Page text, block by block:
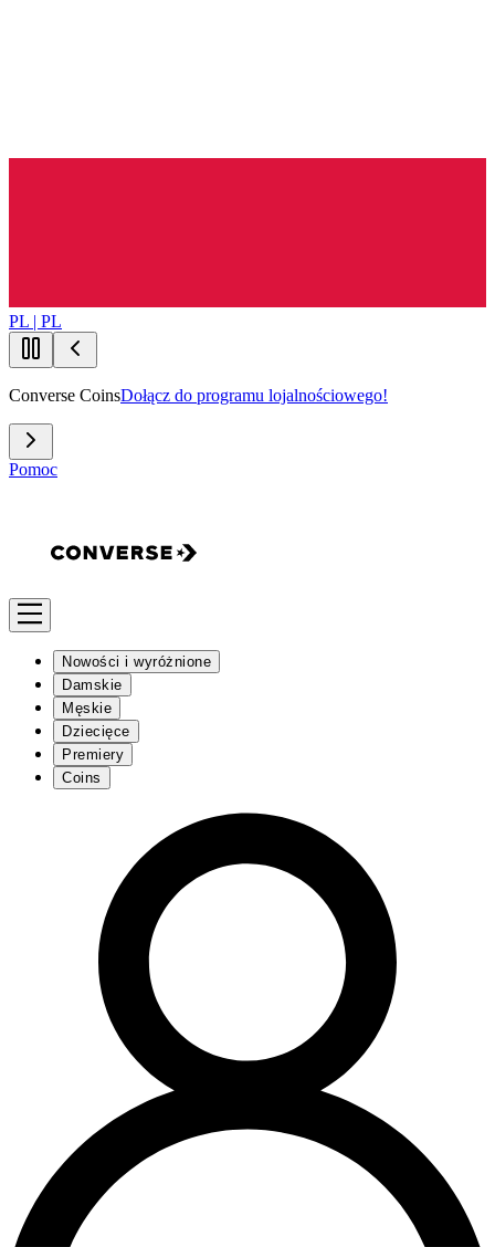
PL | PL
Converse CoinsDołącz do programu lojalnościowego!
Pomoc
Nowości i wyróżnione
Damskie
Męskie
Dziecięce
Premiery
Coins